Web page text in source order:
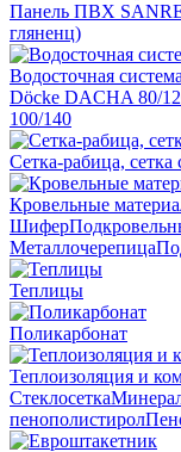
Панель ПВХ
гляненц)
Водосточная
Döсkе DACHA 80/
100/140
Сетка-рабица,
Кровельные
Шифер
Металлочерепица
Теплицы
Поликарбонат
Теплоизоляция и
Стеклосетка
пенополистирол